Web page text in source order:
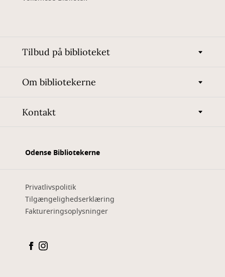
Tilbud på biblioteket
Om bibliotekerne
Kontakt
Odense Bibliotekerne
Privatlivspolitik
Tilgængelighedserklæring
Faktureringsoplysninger